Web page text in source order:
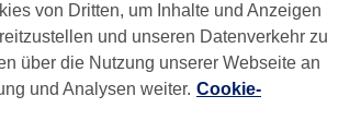
von Dritten, um Inhalte und Anzeigen
und unseren Datenverkehr zu
über die Nutzung unserer Webseite an
und Analysen weiter. Cookie-